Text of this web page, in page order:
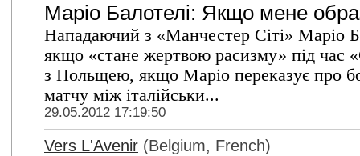
Маріо Балотелі: Якщо мене
Нападаючий з «Манчестер Сіті» Маріо
якщо «стане жертвою расизму» під час
з Польщею, якщо Маріо переказує про
матчу між італійськи...
29.05.2012 17:19:50
Vers L'Avenir (Belgium, French)